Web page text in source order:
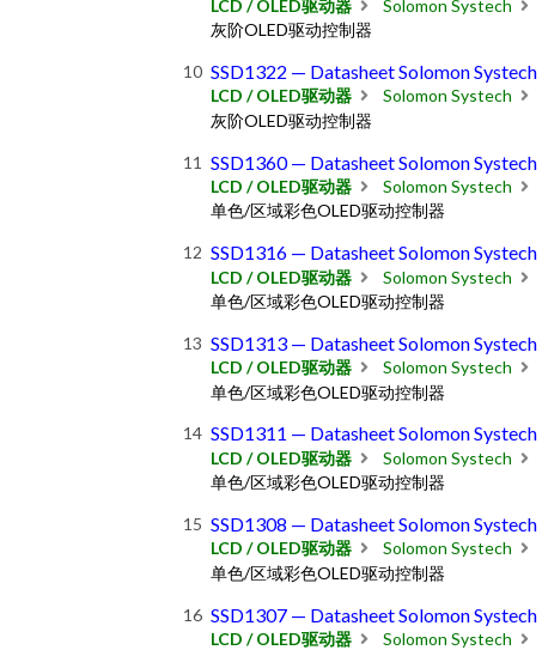
LCD / OLED驱动器 Solomon Systech
灰阶OLED驱动控制器
SSD1322 — Datasheet Solomon Systech
LCD / OLED驱动器 Solomon Systech
灰阶OLED驱动控制器
SSD1360 — Datasheet Solomon Systech
LCD / OLED驱动器 Solomon Systech
单色/区域彩色OLED驱动控制器
SSD1316 — Datasheet Solomon Systech
LCD / OLED驱动器 Solomon Systech
单色/区域彩色OLED驱动控制器
SSD1313 — Datasheet Solomon Systech
LCD / OLED驱动器 Solomon Systech
单色/区域彩色OLED驱动控制器
SSD1311 — Datasheet Solomon Systech
LCD / OLED驱动器 Solomon Systech
单色/区域彩色OLED驱动控制器
SSD1308 — Datasheet Solomon Systech
LCD / OLED驱动器 Solomon Systech
单色/区域彩色OLED驱动控制器
SSD1307 — Datasheet Solomon Systech
LCD / OLED驱动器 Solomon Systech